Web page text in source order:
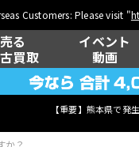
Customers: Please visit "
売る
買取
イベント
動画
【重要】熊本県で発